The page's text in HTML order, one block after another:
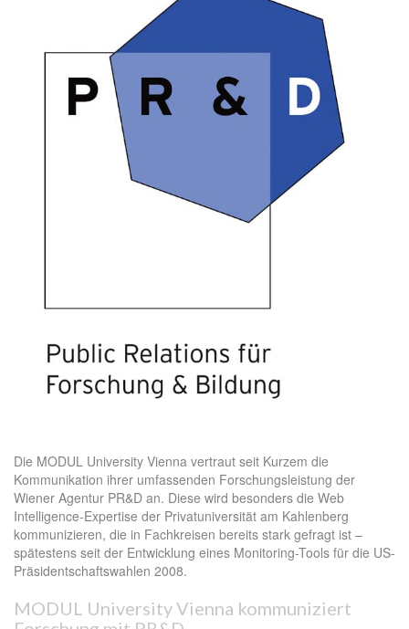
Die MODUL University Vienna vertraut seit Kurzem die
Kommunikation ihrer umfassenden Forschungsleistung der
Wiener Agentur PR&D an. Diese wird besonders die Web
Intelligence-Expertise der Privatuniversität am Kahlenberg
kommunizieren, die in Fachkreisen bereits stark gefragt ist –
spätestens seit der Entwicklung eines Monitoring-Tools für die US-
Präsidentschaftswahlen 2008.
MODUL University Vienna kommuniziert